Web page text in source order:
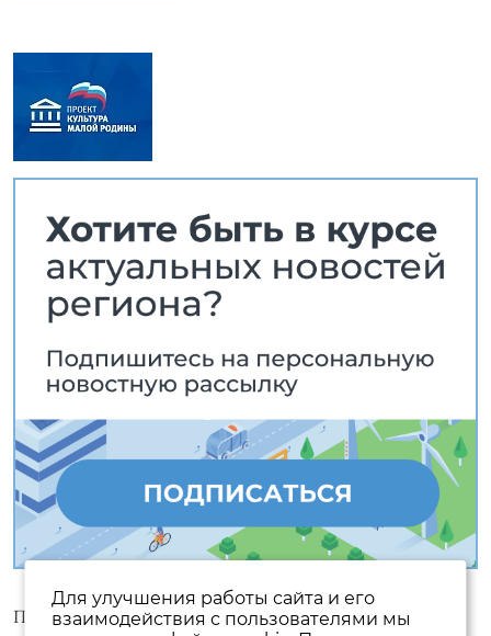
Пользовательское соглашение
Для улучшения работы сайта и его
взаимодействия с пользователями мы